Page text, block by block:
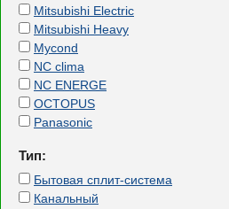
Mitsubishi Electric
Mitsubishi Heavy
Mycond
NC clima
NC ENERGE
OCTOPUS
Panasonic
Тип:
Бытовая сплит-система
Канальный